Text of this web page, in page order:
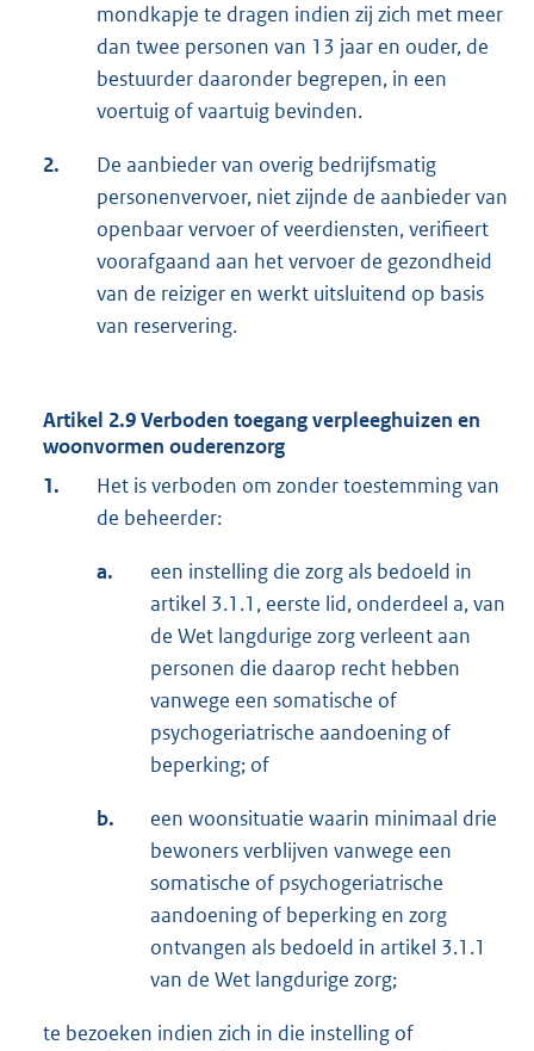
mondkapje te dragen indien zij zich met meer
dan twee personen van 13 jaar en ouder, de
bestuurder daaronder begrepen, in een
voertuig of vaartuig bevinden.
2.
De aanbieder van overig bedrijfsmatig
personenvervoer, niet zijnde de aanbieder van
openbaar vervoer of veerdiensten, verifieert
voorafgaand aan het vervoer de gezondheid
van de reiziger en werkt uitsluitend op basis
van reservering.
Artikel 2.9 Verboden toegang verpleeghuizen en
woonvormen ouderenzorg
1.
Het is verboden om zonder toestemming van
de beheerder:
a.
een instelling die zorg als bedoeld in
artikel 3.1.1, eerste lid, onderdeel a, van
de Wet langdurige zorg verleent aan
personen die daarop recht hebben
vanwege een somatische of
psychogeriatrische aandoening of
beperking; of
b.
een woonsituatie waarin minimaal drie
bewoners verblijven vanwege een
somatische of psychogeriatrische
aandoening of beperking en zorg
ontvangen als bedoeld in artikel 3.1.1
van de Wet langdurige zorg;
te bezoeken indien zich in die instelling of